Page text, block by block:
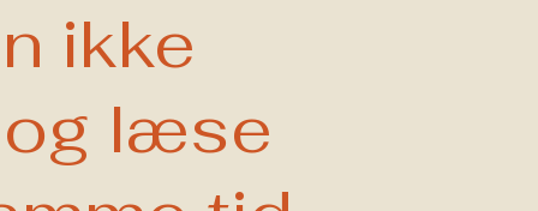
ikke
læse